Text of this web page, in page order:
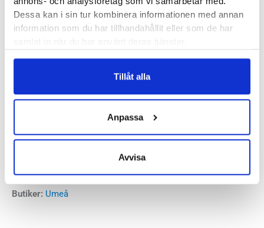
Dessa kan i sin tur kombinera informationen med annan
information som du har tillhandahållit eller som de har
Tillåt alla
Anpassa
Avvisa
torr de snöiga dagarna, är det här en känga för hela vintern.
Lästen är bred så den är ett bra alternativ för dig som trivs
bredare fötter.
Material:Skinn + vattentätt membran
200 gram isolering ger
komforttemperatur ned till -32°C
Butiker: Umeå